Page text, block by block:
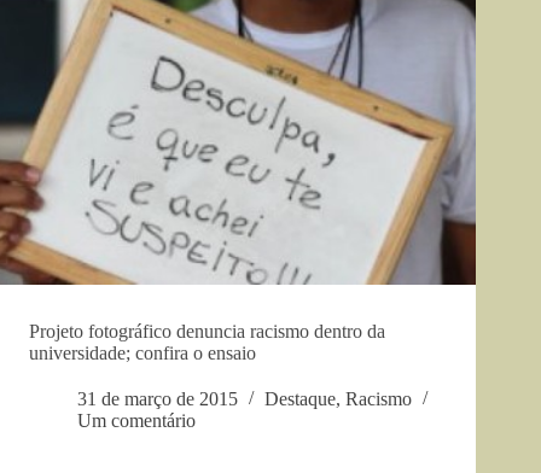
Projeto fotográfico denuncia racismo dentro da
universidade; confira o ensaio
31 de março de 2015 Destaque, Racismo
Um comentário